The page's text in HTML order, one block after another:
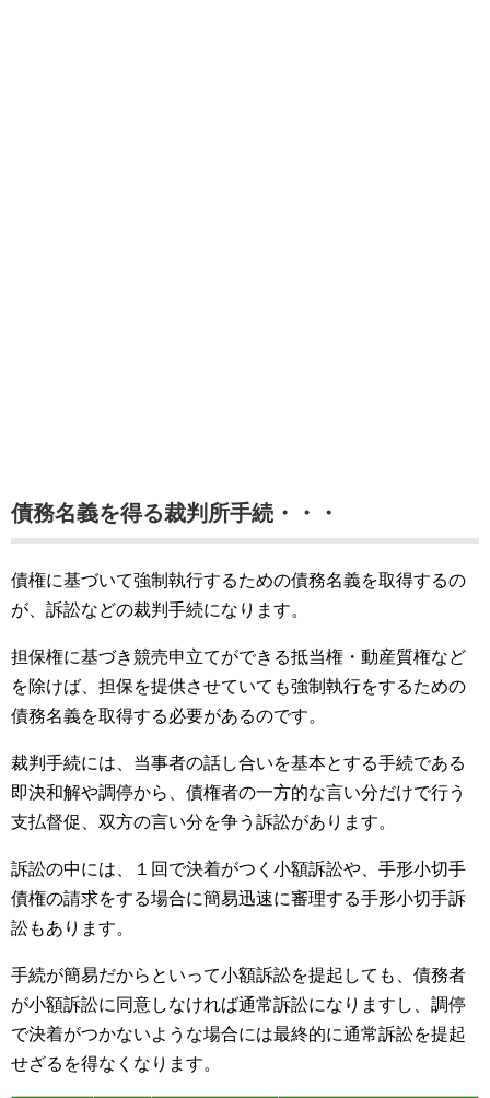
債務名義を得る裁判所手続・・・
債権に基づいて強制執行するための債務名義を取得するの
が、訴訟などの裁判手続になります。
担保権に基づき競売申立てができる抵当権・動産質権など
を除けば、担保を提供させていても強制執行をするための
債務名義を取得する必要があるのです。
裁判手続には、当事者の話し合いを基本とする手続である
即決和解や調停から、債権者の一方的な言い分だけで行う
支払督促、双方の言い分を争う訴訟があります。
訴訟の中には、１回で決着がつく小額訴訟や、手形小切手
債権の請求をする場合に簡易迅速に審理する手形小切手訴
訟もあります。
手続が簡易だからといって小額訴訟を提起しても、債務者
が小額訴訟に同意しなければ通常訴訟になりますし、調停
で決着がつかないような場合には最終的に通常訴訟を提起
せざるを得なくなります。